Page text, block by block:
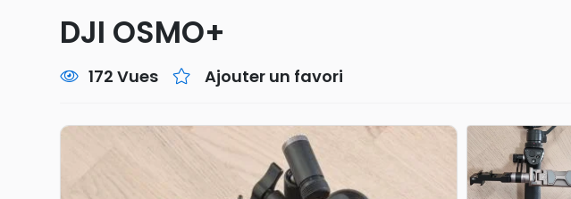
DJI OSMO+
172 Vues Ajouter un favori